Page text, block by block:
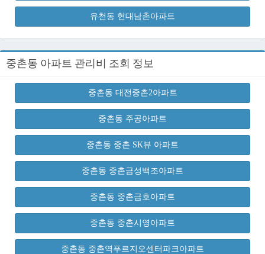
유천동 현대남촌아파트
중촌동 아파트 관리비 조회 정보
중촌동 대전중촌2아파트
중촌동 주공아파트
중촌동 중촌 SK뷰 아파트
중촌동 중촌금성백조아파트
중촌동 중촌금호아파트
중촌동 중촌시영아파트
중촌동 중촌역푸르지오센터파크아파트